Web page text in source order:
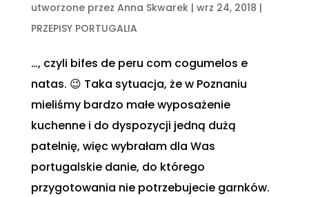
utworzone przez Anna Skwarek| wrz 24, 2018 |
PRZEPISY PORTUGALIA
…, czyli bifes de peru com cogumelos e
natas. 😉 Taka sytuacja, że w Poznaniu
mieliśmy bardzo małe wyposażenie
kuchenne i do dyspozycji jedną dużą
patelnię, więc wybrałam dla Was
portugalskie danie, do którego
przygotowania nie potrzebujecie garnków.